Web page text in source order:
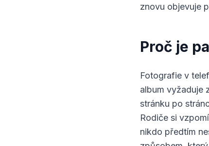
znovu objevuje
Proč je
Fotografie v
album vyžaduje
stránku po
Rodiče si
nikdo předtím